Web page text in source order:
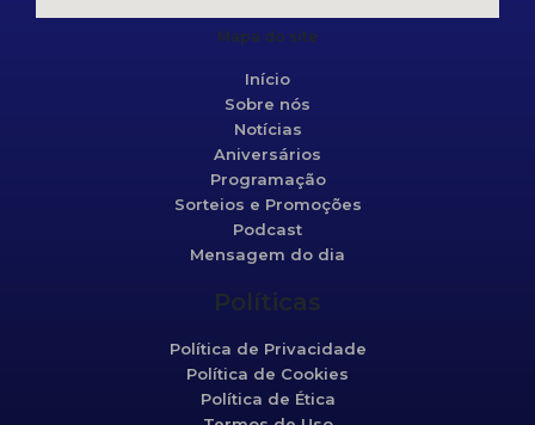
Mapa do site
Início
Sobre nós
Notícias
Aniversários
Programação
Sorteios e Promoções
Podcast
Mensagem do dia
Políticas
Política de Privacidade
Política de Cookies
Política de Ética